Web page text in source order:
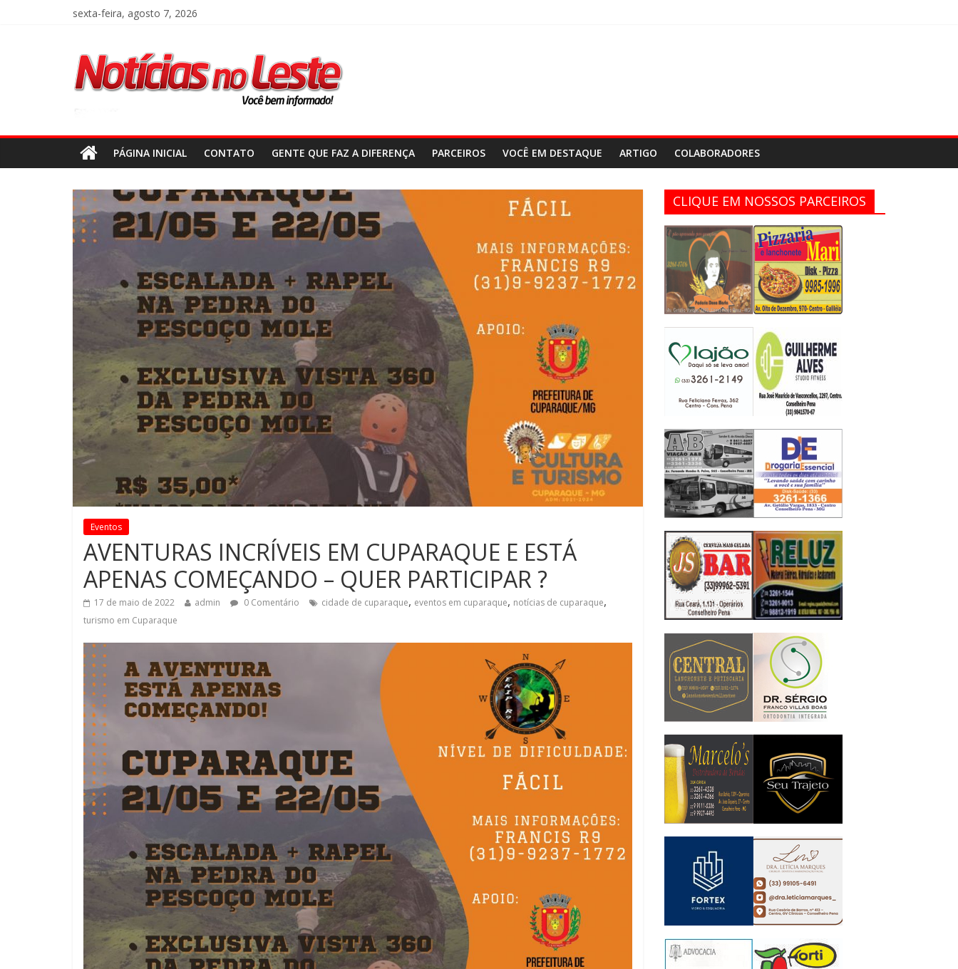
sexta-feira, agosto 7, 2026
PÁGINA INICIAL CONTATO GENTE QUE FAZ A DIFERENÇA PARCEIROS VOCÊ EM DESTAQUE ARTIGO COLABORADORES
Eventos
AVENTURAS INCRÍVEIS EM CUPARAQUE E ESTÁ
APENAS COMEÇANDO – QUER PARTICIPAR ?
17 de maio de 2022 admin 0 Comentário cidade de cuparaque, eventos em cuparaque, notícias de cuparaque,
turismo em Cuparaque
CLIQUE EM NOSSOS PARCEIROS